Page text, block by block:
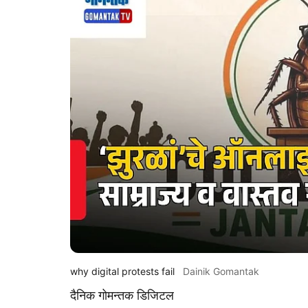
why digital protests fail Dainik Gomantak
दैनिक गोमन्तक डिजिटल